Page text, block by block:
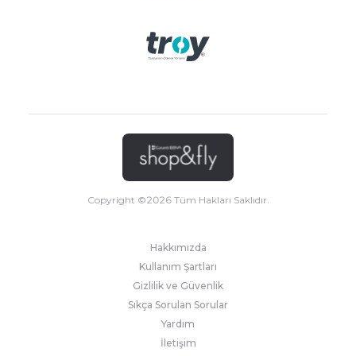
Copyright ©2026Tüm Hakları Saklıdır.
Hakkımızda
Kullanım Şartları
Gizlilik ve Güvenlik
Sıkça Sorulan Sorular
Yardım
İletişim